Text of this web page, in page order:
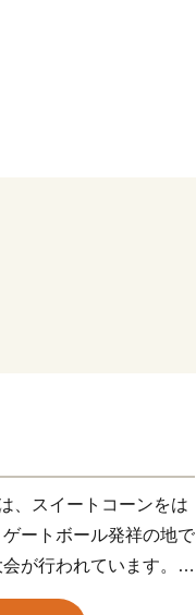
、スイートコーンをは
ートボール発祥の地で
が行われています。
寄附金額または内容